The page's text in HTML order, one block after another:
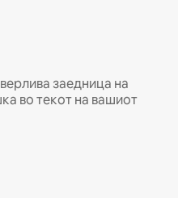
заедница на
во текот на вашиот